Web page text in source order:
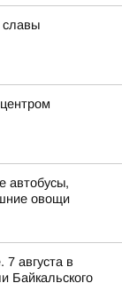
автобусы,
овощи
августа в
Байкальского